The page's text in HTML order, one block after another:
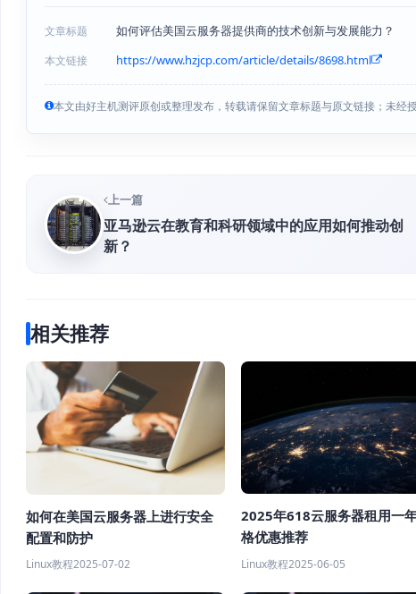
文章标题 如何评估美国云服务器提供商的技术创新与发展能力？
本文链接 https://www.hzjcp.com/article/details/8698.html
本文由好主机测评原创或整理发布，转载请保留文章标题与原文链接；未经
上一篇
亚马逊云在教育和科研领域中的应用如何推动创
新？
相关推荐
如何在美国云服务器上进行安全
配置和防护
Linux教程2025-07-02
2025年618云服务器租用一
格优惠推荐
Linux教程2025-06-05